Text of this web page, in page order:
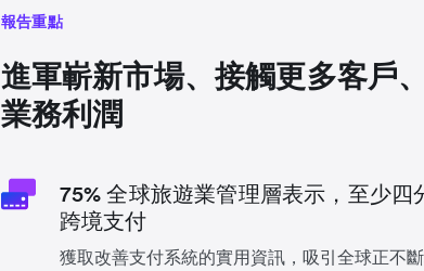
報告重點
進軍嶄新市場、接觸更多客戶
業務利潤
75% 全球旅遊業管理層表示，至少四
跨境支付
獲取改善支付系統的實用資訊，吸引全球正不斷